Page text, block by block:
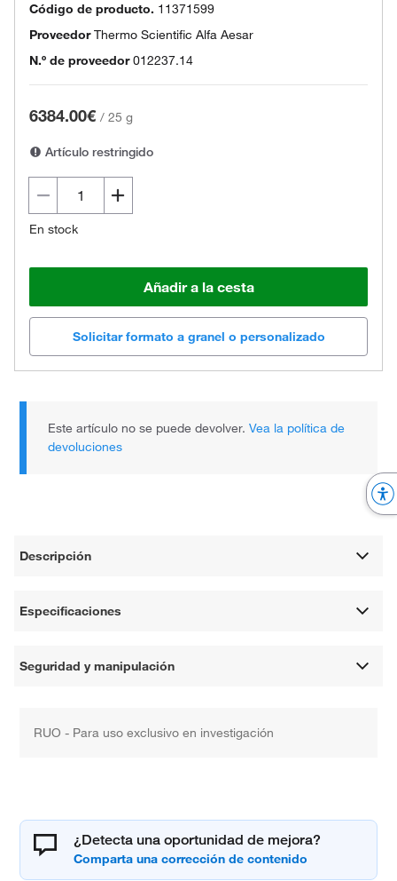
Código de producto. 11371599
ProveedorThermo Scientific Alfa Aesar
N.º de proveedor 012237.14
6384.00€ / 25 g
Artículo restringido
En stock
Añadir a la cesta
Solicitar formato a granel o personalizado
Este artículo no se puede devolver.Vea la política de
devoluciones
Descripción
Especificaciones
Seguridad y manipulación
RUO - Para uso exclusivo en investigación
¿Detecta una oportunidad de mejora?